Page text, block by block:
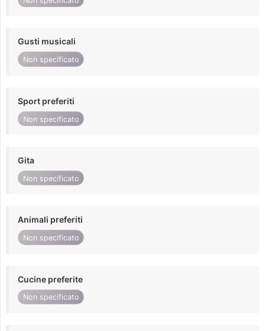
Gusti musicali
Non specificato
Sport preferiti
Non specificato
Gita
Non specificato
Animali preferiti
Non specificato
Cucine preferite
Non specificato